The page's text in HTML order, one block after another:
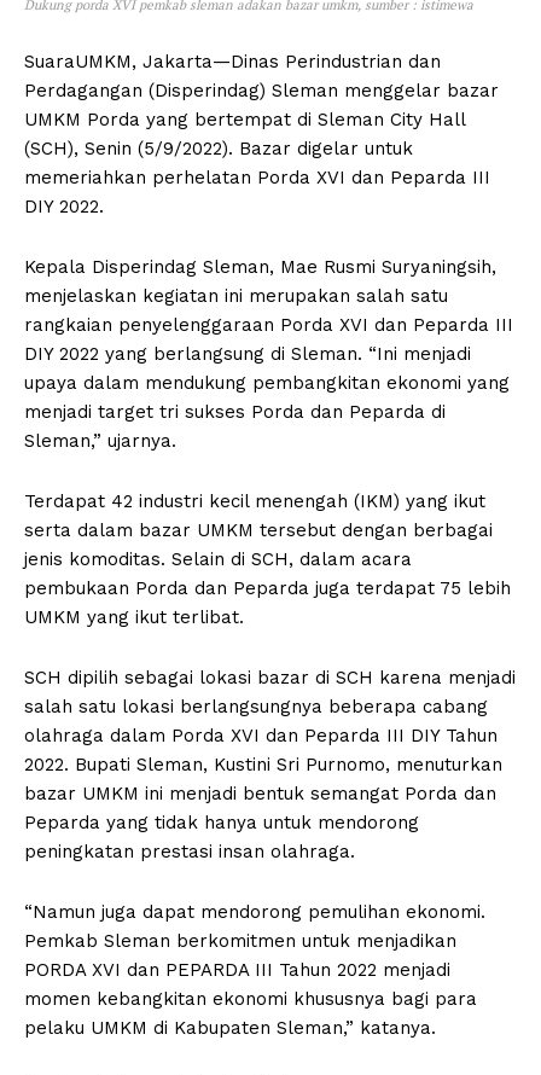
Dukung porda XVI pemkab sleman adakan bazar umkm, sumber : istimewa
SuaraUMKM, Jakarta—Dinas Perindustrian dan
Perdagangan (Disperindag) Sleman menggelar bazar
UMKM Porda yang bertempat di Sleman City Hall
(SCH), Senin (5/9/2022). Bazar digelar untuk
memeriahkan perhelatan Porda XVI dan Peparda III
DIY 2022.
Kepala Disperindag Sleman, Mae Rusmi Suryaningsih,
menjelaskan kegiatan ini merupakan salah satu
rangkaian penyelenggaraan Porda XVI dan Peparda III
DIY 2022 yang berlangsung di Sleman. “Ini menjadi
upaya dalam mendukung pembangkitan ekonomi yang
menjadi target tri sukses Porda dan Peparda di
Sleman,” ujarnya.
Terdapat 42 industri kecil menengah (IKM) yang ikut
serta dalam bazar UMKM tersebut dengan berbagai
jenis komoditas. Selain di SCH, dalam acara
pembukaan Porda dan Peparda juga terdapat 75 lebih
UMKM yang ikut terlibat.
SCH dipilih sebagai lokasi bazar di SCH karena menjadi
salah satu lokasi berlangsungnya beberapa cabang
olahraga dalam Porda XVI dan Peparda III DIY Tahun
2022. Bupati Sleman, Kustini Sri Purnomo, menuturkan
bazar UMKM ini menjadi bentuk semangat Porda dan
Peparda yang tidak hanya untuk mendorong
peningkatan prestasi insan olahraga.
“Namun juga dapat mendorong pemulihan ekonomi.
Pemkab Sleman berkomitmen untuk menjadikan
PORDA XVI dan PEPARDA III Tahun 2022 menjadi
momen kebangkitan ekonomi khususnya bagi para
pelaku UMKM di Kabupaten Sleman,” katanya.